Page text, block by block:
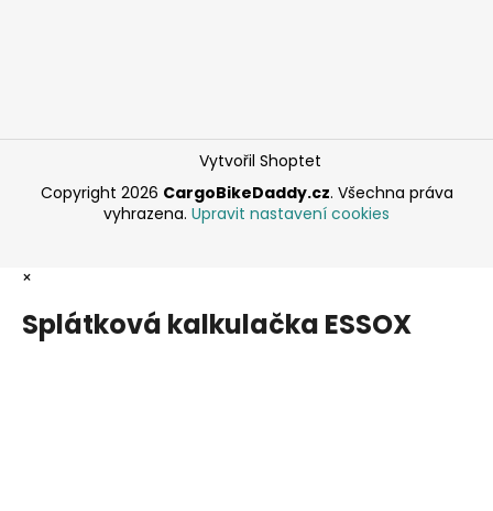
Vytvořil Shoptet
Copyright 2026 CargoBikeDaddy.cz. Všechna práva
vyhrazena. Upravit nastavení cookies
×
Splátková kalkulačka ESSOX